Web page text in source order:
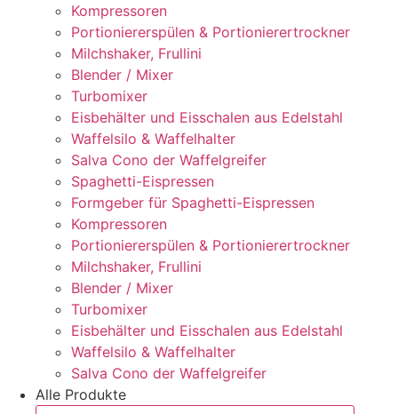
Kompressoren
Portioniererspülen & Portionierertrockner
Milchshaker, Frullini
Blender / Mixer
Turbomixer
Eisbehälter und Eisschalen aus Edelstahl
Waffelsilo & Waffelhalter
Salva Cono der Waffelgreifer
Spaghetti-Eispressen
Formgeber für Spaghetti-Eispressen
Kompressoren
Portioniererspülen & Portionierertrockner
Milchshaker, Frullini
Blender / Mixer
Turbomixer
Eisbehälter und Eisschalen aus Edelstahl
Waffelsilo & Waffelhalter
Salva Cono der Waffelgreifer
Alle Produkte